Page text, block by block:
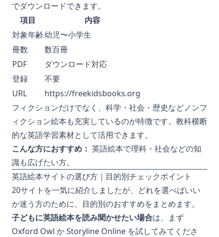
でダウンロードできます。
項目
内容
対象年齢幼児〜小学生
冊数
数百冊
PDF
ダウンロード対応
登録
不要
URL
https://freekidsbooks.org
フィクションだけでなく、科学・社会・歴史などノンフ
ィクション絵本も充実しているのが特徴です。教科横断
的な英語学習素材として活用できます。
こんな方におすすめ： 英語絵本で理科・社会などの知
識も広げたい方。
英語絵本サイトの選び方｜目的別チェックポイント
20サイトを一気に紹介しましたが、どれを選べばいい
か迷う方のために、目的別のおすすめをまとめます。
子どもに英語絵本を読み聞かせたい場合は、まず
Oxford Owl か Storyline Online を試してみてくださ